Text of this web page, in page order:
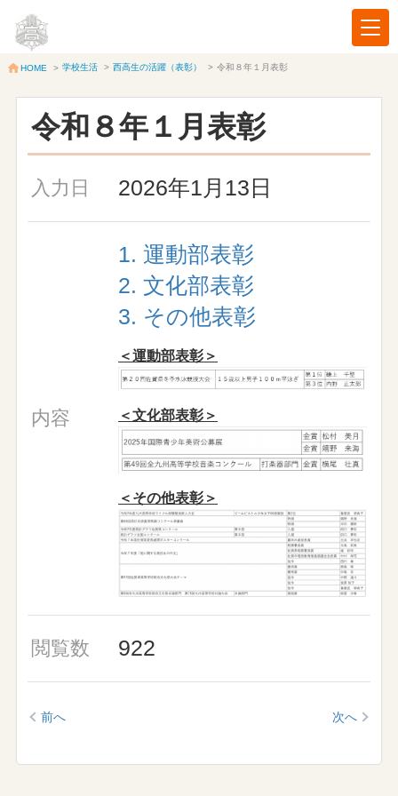
HOME > 学校生活 > 西高生の活躍（表彰） > 令和８年１月表彰
令和８年１月表彰
入力日 2026年1月13日
内容
1. 運動部表彰
2. 文化部表彰
3. その他表彰
＜運動部表彰＞
＜文化部表彰＞
＜その他表彰＞
閲覧数 922
前へ 次へ